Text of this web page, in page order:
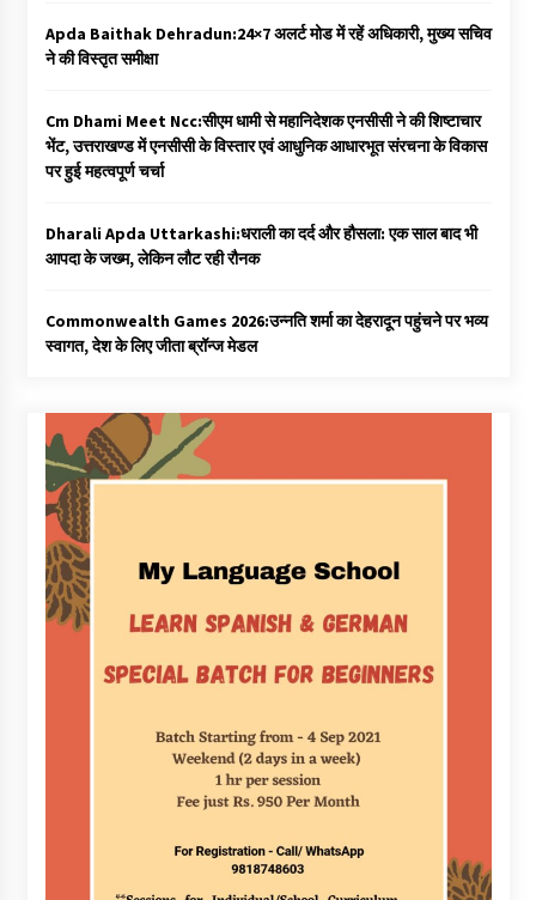
Apda Baithak Dehradun:24×7 अलर्ट मोड में रहें अधिकारी, मुख्य सचिव
ने की विस्तृत समीक्षा
Cm Dhami Meet Ncc:सीएम धामी से महानिदेशक एनसीसी ने की शिष्टाचार
भेंट, उत्तराखण्ड में एनसीसी के विस्तार एवं आधुनिक आधारभूत संरचना के विकास
पर हुई महत्वपूर्ण चर्चा
Dharali Apda Uttarkashi:धराली का दर्द और हौसला: एक साल बाद भी
आपदा के जख्म, लेकिन लौट रही रौनक
Commonwealth Games 2026:उन्नति शर्मा का देहरादून पहुंचने पर भव्य
स्वागत, देश के लिए जीता ब्रॉन्ज मेडल